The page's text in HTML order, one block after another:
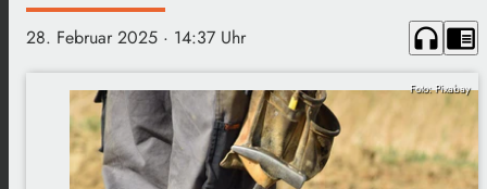
28. Februar 2025 · 14:37 Uhr headphones chrome_reader_mode
Foto: Pixabay